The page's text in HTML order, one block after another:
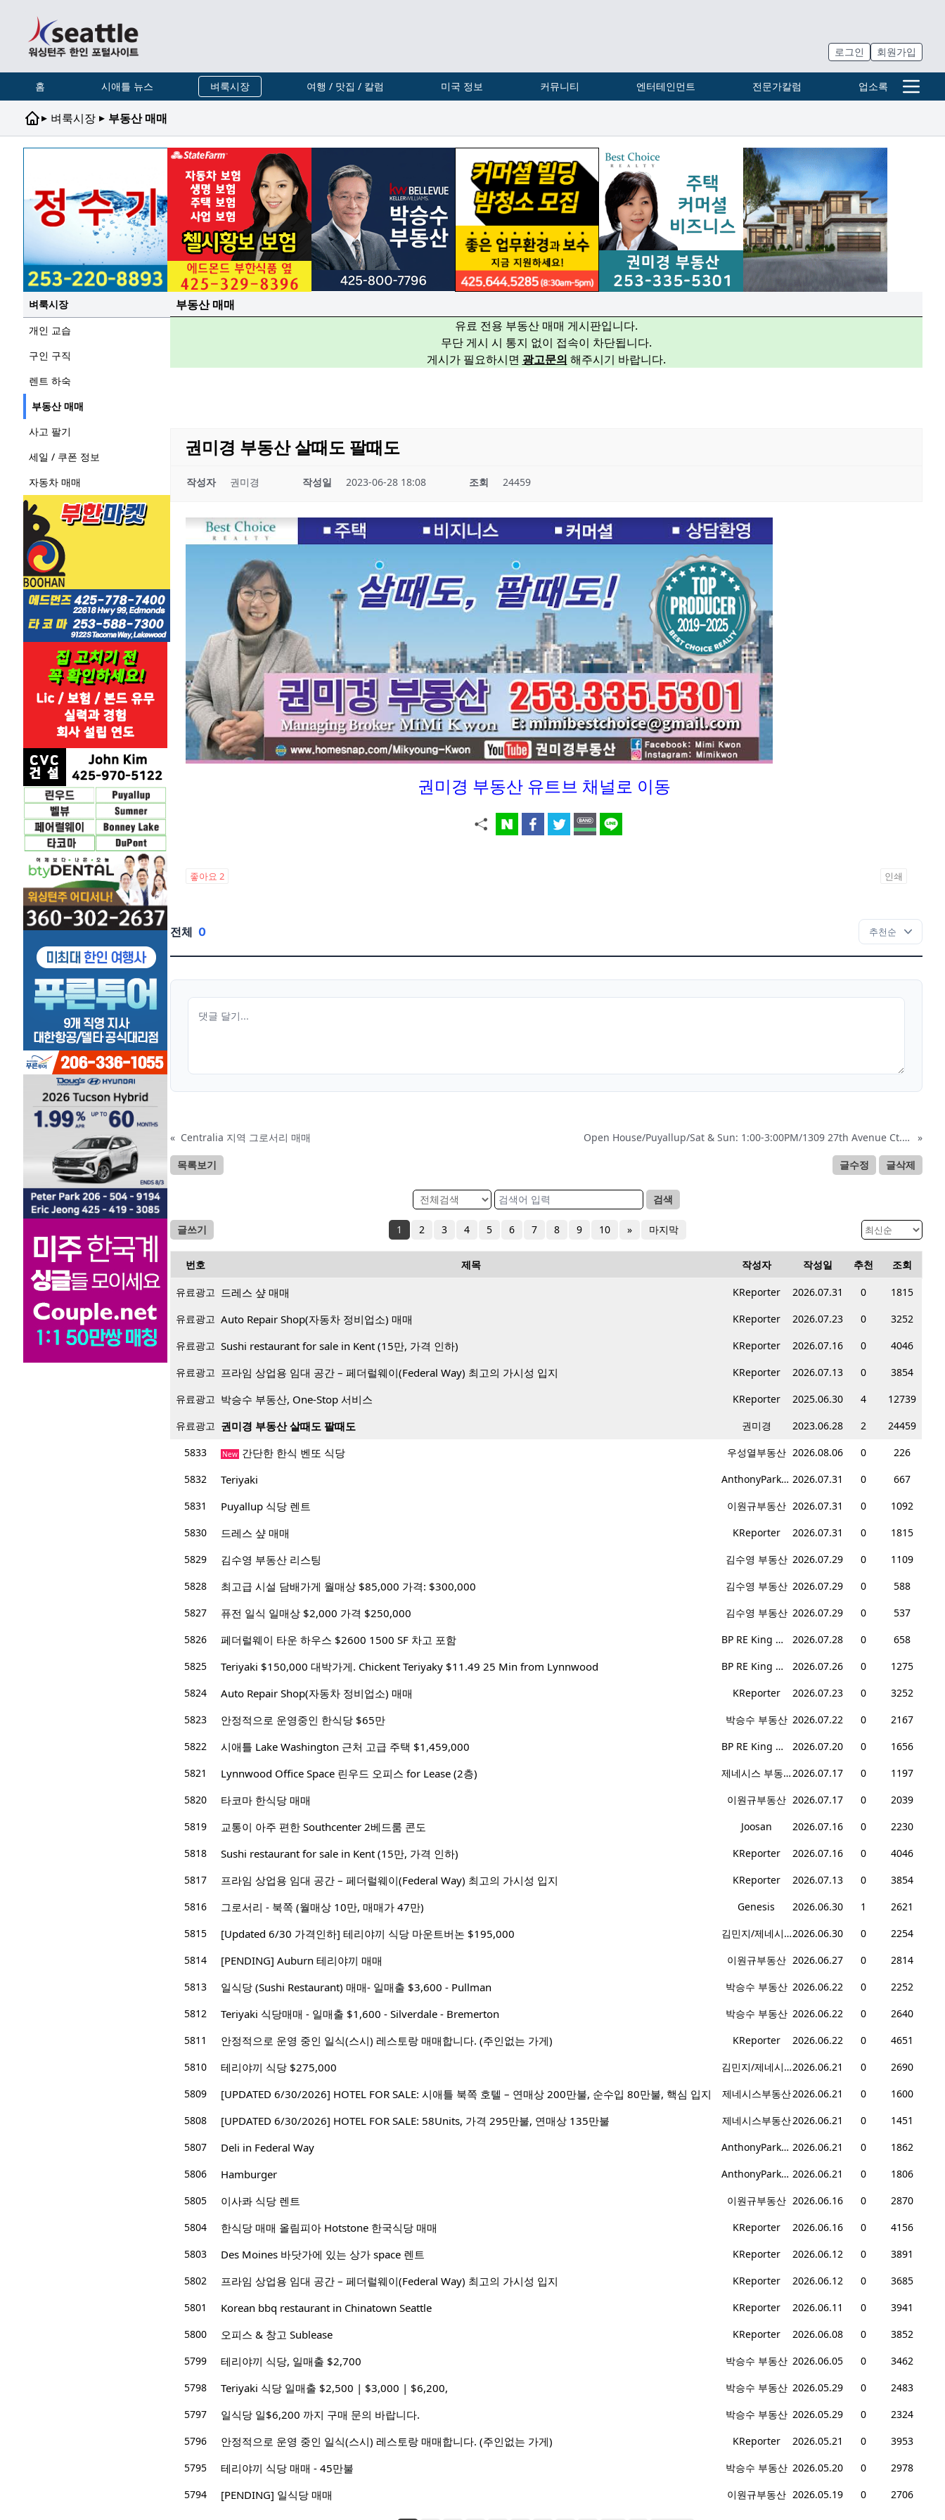
로그인 회원가입
홈 시애틀 뉴스 벼룩시장 여행 / 맛집 / 칼럼 미국 정보 커뮤니티 엔터테인먼트 전문가칼럼 업소록
▸ 벼룩시장 ▸ 부동산 매매
벼룩시장
개인 교습
구인 구직
렌트 하숙
부동산 매매
사고 팔기
세일 / 쿠폰 정보
자동차 매매
부동산 매매
유료 전용 부동산 매매 게시판입니다.
무단 게시 시 통지 없이 접속이 차단됩니다.
게시가 필요하시면 광고문의 해주시기 바랍니다.
권미경 부동산 살때도 팔때도
작성자 권미경 작성일 2023-06-28 18:08 조회 24459
권미경 부동산 유트브 채널로 이동
좋아요 2 인쇄
전체 0
« Centralia 지역 그로서리 매매 Open House/Puyallup/Sat & Sun: 1:00-3:00PM/1309 27th Avenue Ct. SW, Puyallup »
목록보기 글수정 글삭제
검색
글쓰기 1 2 3 4 5 6 7 8 9 10 » 마지막
번호 제목 작성자 작성일 추천 조회
유료광고 드레스 샾 매매 KReporter 2026.07.31 0
1815
유료광고 Auto Repair Shop(자동차 정비업소) 매매 KReporter 2026.07.23 0
3252
유료광고 Sushi restaurant for sale in Kent (15만, 가격 인하) KReporter 2026.07.16 0
4046
유료광고 프라임 상업용 임대 공간 – 페더럴웨이(Federal Way) 최고의 가시성 입지 KReporter 2026.07.13 0
3854
유료광고 박승수 부동산, One-Stop 서비스 KReporter 2025.06.30 4
12739
유료광고 권미경 부동산 살때도 팔때도 권미경 2023.06.28 2
24459
5833
New 간단한 한식 벤또 식당 우성열부동산 2026.08.06 0
226
5832
Teriyaki AnthonyPark부동산 2026.07.31 0
667
5831
Puyallup 식당 렌트 이원규부동산 2026.07.31 0
1092
5830
드레스 샾 매매 KReporter 2026.07.31 0
1815
5829
김수영 부동산 리스팅 김수영 부동산 2026.07.29 0
1109
5828
최고급 시설 담배가게 월매상 $85,000 가격: $300,000 김수영 부동산 2026.07.29 0
588
5827
퓨전 일식 일매상 $2,000 가격 $250,000 김수영 부동산 2026.07.29 0
537
5826
페더럴웨이 타운 하우스 $2600 1500 SF 차고 포함 BP RE King 대표 마이크 윤 2026.07.28 0
658
5825
Teriyaki $150,000 대박가게. Chickent Teriyaky $11.49 25 Min from Lynnwood BP RE King 대표 마이크 윤 2026.07.26 0
1275
5824
Auto Repair Shop(자동차 정비업소) 매매 KReporter 2026.07.23 0
3252
5823
안정적으로 운영중인 한식당 $65만 박승수 부동산 2026.07.22 0
2167
5822
시애틀 Lake Washington 근처 고급 주택 $1,459,000 BP RE King 대표 마이크 윤 2026.07.20 0
1656
5821
Lynnwood Office Space 린우드 오피스 for Lease (2층) 제네시스 부동산2026.07.17 0
1197
5820
타코마 한식당 매매 이원규부동산 2026.07.17 0
2039
5819
교통이 아주 편한 Southcenter 2베드룸 콘도 Joosan 2026.07.16 0
2230
5818
Sushi restaurant for sale in Kent (15만, 가격 인하) KReporter 2026.07.16 0
4046
5817
프라임 상업용 임대 공간 – 페더럴웨이(Federal Way) 최고의 가시성 입지 KReporter 2026.07.13 0
3854
5816
그로서리 - 북쪽 (월매상 10만, 매매가 47만) Genesis 2026.06.30 1
2621
5815
[Updated 6/30 가격인하] 테리야끼 식당 마운트버논 $195,000 김민지/제네시스 부동산2026.06.30 0
2254
5814
[PENDING] Auburn 테리야끼 매매 이원규부동산 2026.06.27 0
2814
5813
일식당 (Sushi Restaurant) 매매- 일매출 $3,600 - Pullman 박승수 부동산 2026.06.22 0
2252
5812
Teriyaki 식당매매 - 일매출 $1,600 - Silverdale - Bremerton 박승수 부동산 2026.06.22 0
2640
5811
안정적으로 운영 중인 일식(스시) 레스토랑 매매합니다. (주인없는 가게) KReporter 2026.06.22 0
4651
5810
테리야끼 식당 $275,000 김민지/제네시스 부동산2026.06.21 0
2690
5809
[UPDATED 6/30/2026] HOTEL FOR SALE: 시애틀 북쪽 호텔 – 연매상 200만불, 순수입 80만불, 핵심 입지 제네시스부동산2026.06.21 0
1600
5808
[UPDATED 6/30/2026] HOTEL FOR SALE: 58Units, 가격 295만불, 연매상 135만불 제네시스부동산2026.06.21 0
1451
5807
Deli in Federal Way AnthonyPark부동산 2026.06.21 0
1862
5806
Hamburger AnthonyPark부동산 2026.06.21 0
1806
5805
이사콰 식당 렌트 이원규부동산 2026.06.16 0
2870
5804
한식당 매매 올림피아 Hotstone 한국식당 매매 KReporter 2026.06.16 0
4156
5803
Des Moines 바닷가에 있는 상가 space 렌트 KReporter 2026.06.12 0
3891
5802
프라임 상업용 임대 공간 – 페더럴웨이(Federal Way) 최고의 가시성 입지 KReporter 2026.06.12 0
3685
5801
Korean bbq restaurant in Chinatown Seattle KReporter 2026.06.11 0
3941
5800
오피스 & 창고 Sublease KReporter 2026.06.08 0
3852
5799
테리야끼 식당, 일매출 $2,700 박승수 부동산 2026.06.05 0
3462
5798
Teriyaki 식당 일매출 $2,500 | $3,000 | $6,200, 박승수 부동산 2026.05.29 0
2483
5797
일식당 일$6,200 까지 구매 문의 바랍니다. 박승수 부동산 2026.05.29 0
2324
5796
안정적으로 운영 중인 일식(스시) 레스토랑 매매합니다. (주인없는 가게) KReporter 2026.05.21 0
3953
5795
테리야끼 식당 매매 - 45만불 박승수 부동산 2026.05.20 0
2978
5794
[PENDING] 일식당 매매 이원규부동산 2026.05.19 0 2706